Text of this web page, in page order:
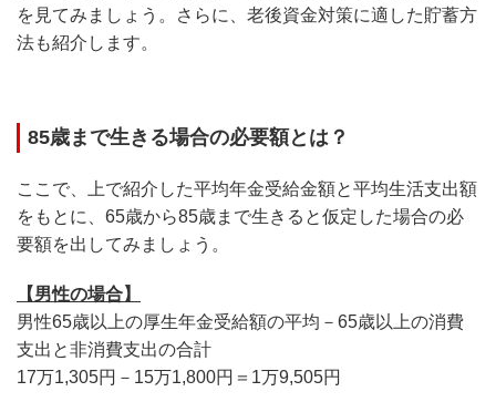
を見てみましょう。さらに、老後資金対策に適した貯蓄方
法も紹介します。
85歳まで生きる場合の必要額とは？
ここで、上で紹介した平均年金受給金額と平均生活支出額
をもとに、65歳から85歳まで生きると仮定した場合の必
要額を出してみましょう。
【男性の場合】
男性65歳以上の厚生年金受給額の平均－65歳以上の消費
支出と非消費支出の合計
17万1,305円－15万1,800円＝1万9,505円